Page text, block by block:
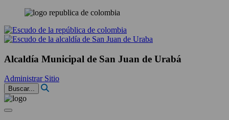
Alcaldía Municipal de San Juan de Urabá
Administrar Sitio
Buscar...